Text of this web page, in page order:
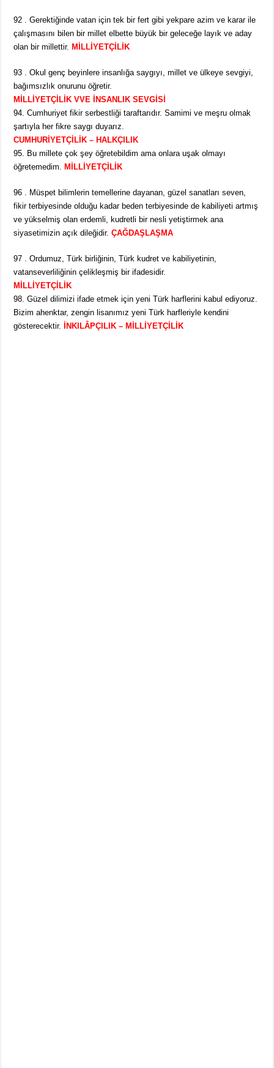
92 . Gerektiğinde vatan için tek bir fert gibi yekpare azim ve karar ile
çalışmasını bilen bir millet elbette büyük bir geleceğe layık ve aday
olan bir millettir.MİLLİYETÇİLİK
93 . Okul genç beyinlere insanlığa saygıyı, millet ve ülkeye sevgiyi,
bağımsızlık onurunu öğretir.
MİLLİYETÇİLİK VVE İNSANLIK SEVGİSİ
94. Cumhuriyet fikir serbestliği taraftarıdır. Samimi ve meşru olmak
şartıyla her fikre saygı duyarız.
CUMHURİYETÇİLİK – HALKÇILIK
95. Bu millete çok şey öğretebildim ama onlara uşak olmayı
öğretemedim.MİLLİYETÇİLİK
96 . Müspet bilimlerin temellerine dayanan, güzel sanatları seven,
fikir terbiyesinde olduğu kadar beden terbiyesinde de kabiliyeti artmış
ve yükselmiş olan erdemli, kudretli bir nesli yetiştirmek ana
siyasetimizin açık dileğidir.ÇAĞDAŞLAŞMA
97 . Ordumuz, Türk birliğinin, Türk kudret ve kabiliyetinin,
vatanseverliliğinin çelikleşmiş bir ifadesidir.
MİLLİYETÇİLİK
98. Güzel dilimizi ifade etmek için yeni Türk harflerini kabul ediyoruz.
Bizim ahenktar, zengin lisanımız yeni Türk harfleriyle kendini
gösterecektir.İNKILÂPÇILIK – MİLLİYETÇİLİK